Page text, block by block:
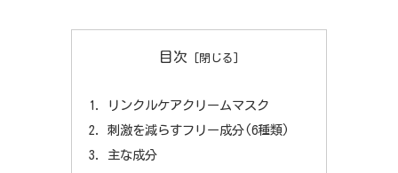
目次
リンクルケアクリームマスク
刺激を減らすフリー成分(6種類)
主な成分